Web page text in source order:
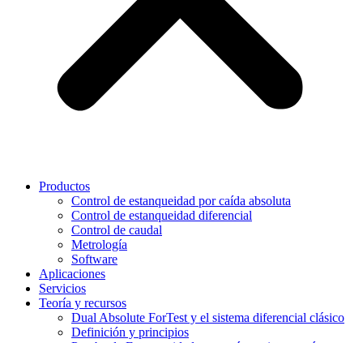
Productos
Control de estanqueidad por caída absoluta
Control de estanqueidad diferencial
Control de caudal
Metrología
Software
Aplicaciones
Servicios
Teoría y recursos
Dual Absolute ForTest y el sistema diferencial clásico
Definición y principios